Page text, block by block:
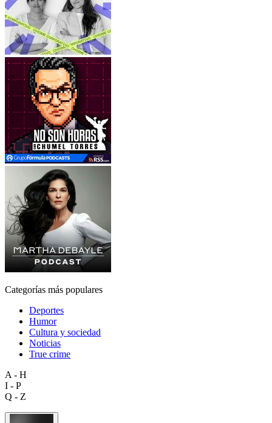
Categorías más populares
Deportes
Humor
Cultura y sociedad
Noticias
True crime
A - H
I - P
Q - Z